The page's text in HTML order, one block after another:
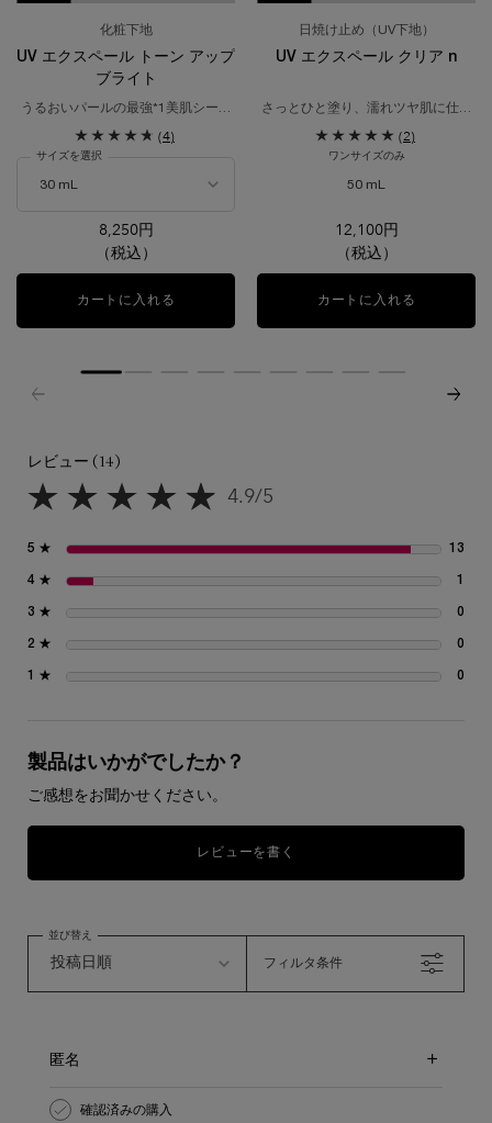
化粧下地
UV エクスペール トーン アップ
ブライト
うるおいパールの最強*1美肌シール
(4)
サイズを選択
8,250円
（税込）
カートに入れる UV エクスペール トーン アップ ブライト
日焼け止め（UV下地）
UV エクスペール クリア n
さっとひと塗り、濡れツヤ肌に仕立
植物由来のスキンケア成分配合*1で
素肌を守る。
(2)
ワンサイズのみ
50 mL
12,100円
（税込）
カートに入れる
レビューレビュー (14)
5星中4.9。 4.9/5
5 ★ 13
4 ★ 1
3 ★ 0
2 ★ 0
1 ★ 0
製品はいかがでしたか？
ご感想をお聞かせください。
レビューを書く
並び替え
フィルタ条件
匿名
確認済みの購入